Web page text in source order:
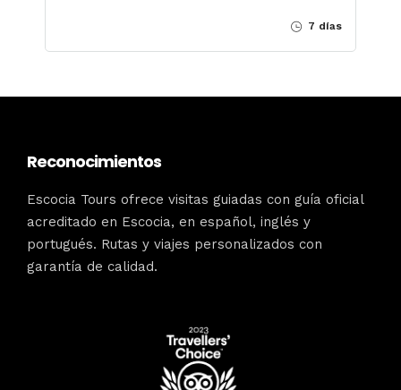
7 días
Reconocimientos
Escocia Tours ofrece visitas guiadas con guía oficial
acreditado en Escocia, en español, inglés y
portugués. Rutas y viajes personalizados con
garantía de calidad.